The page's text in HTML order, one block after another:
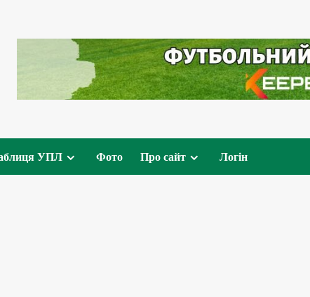
УПЛ Фото Про сайт Логін